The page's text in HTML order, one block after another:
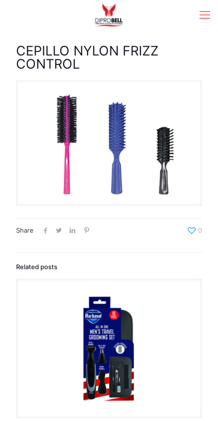
CEPILLO NYLON FRIZZ
CONTROL
Share 0
Related posts